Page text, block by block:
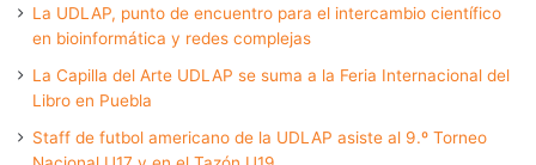
La UDLAP, punto de encuentro para el intercambio científico
en bioinformática y redes complejas
La Capilla del Arte UDLAP se suma a la Feria Internacional del
Libro en Puebla
Staff de futbol americano de la UDLAP asiste al 9.º Torneo